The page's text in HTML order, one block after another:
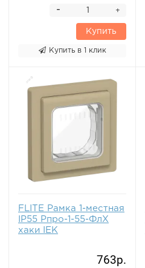
+
-
Купить
Купить в 1 клик
FLITE Рамка 1-местная
IP55 Рпро-1-55-ФлХ
хаки IEK
763р.